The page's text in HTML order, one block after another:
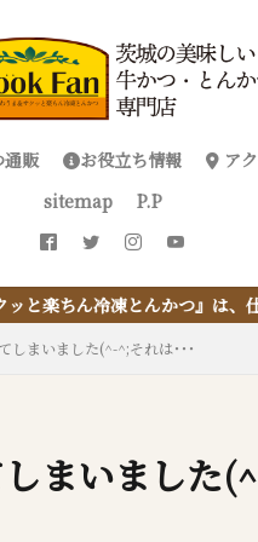
通販 お役立ち情報 ア
sitemap
P.P
かつ』は、仕込まない・揚げ
しまいました(^-^;それは･･･
まいました